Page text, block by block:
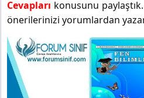
Cevapları konusunu
önerilerinizi yorumlardan